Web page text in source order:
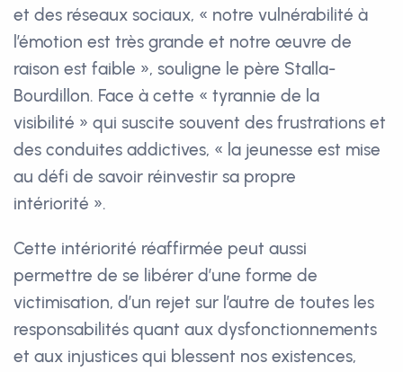
et des réseaux sociaux, « notre vulnérabilité à
l’émotion est très grande et notre œuvre de
raison est faible », souligne le père Stalla-
Bourdillon. Face à cette « tyrannie de la
visibilité » qui suscite souvent des frustrations et
des conduites addictives, « la jeunesse est mise
au défi de savoir réinvestir sa propre
intériorité ».
Cette intériorité réaffirmée peut aussi
permettre de se libérer d’une forme de
victimisation, d’un rejet sur l’autre de toutes les
responsabilités quant aux dysfonctionnements
et aux injustices qui blessent nos existences,